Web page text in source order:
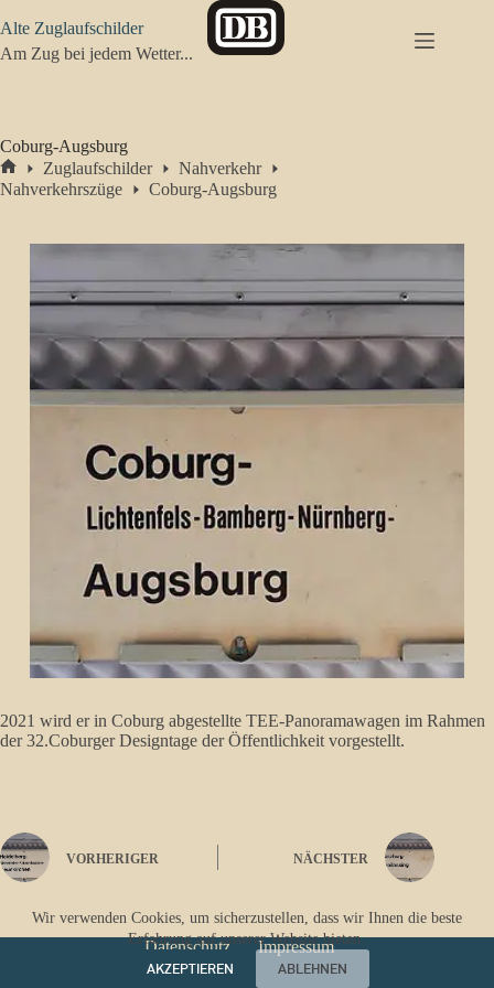
Inhalt
springen
Wir verwenden Cookies, um sicherzustellen, dass wir Ihnen die beste
Erfahrung auf unserer Website bieten.
AKZEPTIEREN
ABLEHNEN
Alte Zuglaufschilder
Am Zug bei jedem Wetter...
Coburg-Augsburg
Start
Zuglaufschilder
Nahverkehr
Nahverkehrszüge
Coburg-Augsburg
2021 wird er in Coburg abgestellte TEE-Panoramawagen im Rahmen
der 32.Coburger Designtage der Öffentlichkeit vorgestellt.
VORHERIGER NÄCHSTER
Datenschutz Impressum